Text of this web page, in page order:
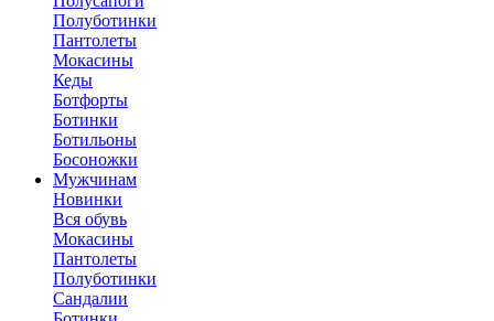
Полуботинки
Пантолеты
Мокасины
Кеды
Ботфорты
Ботинки
Ботильоны
Босоножки
Мужчинам
Новинки
Вся обувь
Мокасины
Пантолеты
Полуботинки
Сандалии